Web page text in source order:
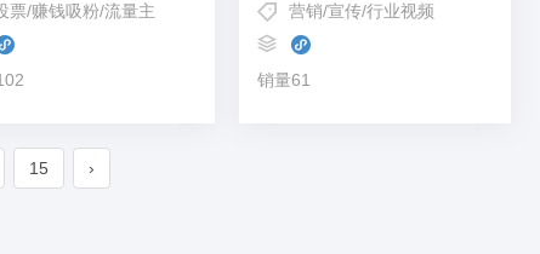
票/赚钱吸粉/流量主 营销/宣传/行业视频
销量61
15 ›